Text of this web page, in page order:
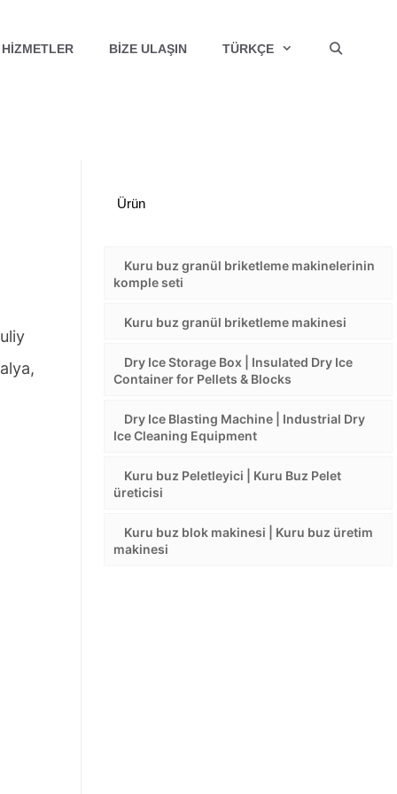
HIZMETLER BIZE ULAŞIN TÜRKÇE
Ürün
Kuru buz granül briketleme makinelerinin
komple seti
Kuru buz granül briketleme makinesi
Dry Ice Storage Box | Insulated Dry Ice
Container for Pellets & Blocks
Dry Ice Blasting Machine | Industrial Dry
Ice Cleaning Equipment
Kuru buz Peletleyici | Kuru Buz Pelet
üreticisi
Kuru buz blok makinesi | Kuru buz üretim
makinesi